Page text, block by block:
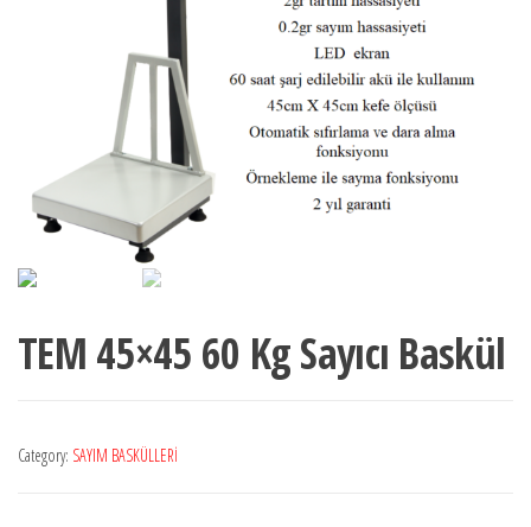
TEM 45×45 60 Kg Sayıcı Baskül
Category: SAYIM BASKÜLLERİ